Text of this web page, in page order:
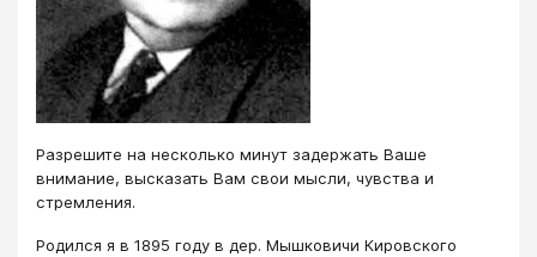
Разрешите на несколько минут задержать Ваше
внимание, высказать Вам свои мысли, чувства и
стремления.
Родился я в 1895 году в дер. Мышковичи Кировского